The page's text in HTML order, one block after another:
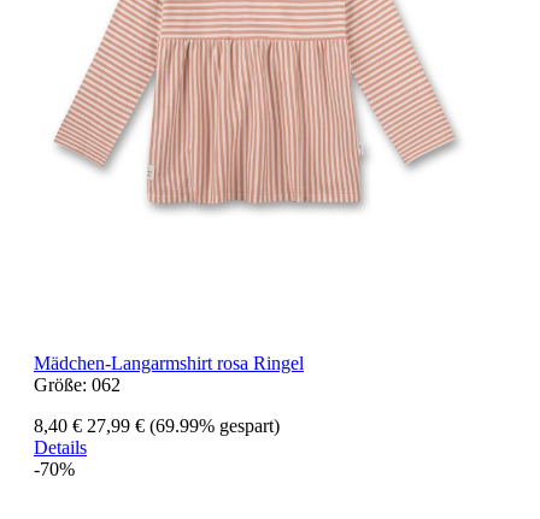
Mädchen-Langarmshirt rosa Ringel
Größe: 062
8,40 € 27,99 € (69.99% gespart)
Details
-70%